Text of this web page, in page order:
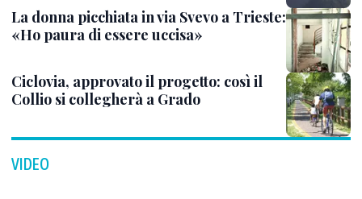
La donna picchiata in via Svevo a Trieste:
«Ho paura di essere uccisa»
Ciclovia, approvato il progetto: così il
Collio si collegherà a Grado
VIDEO